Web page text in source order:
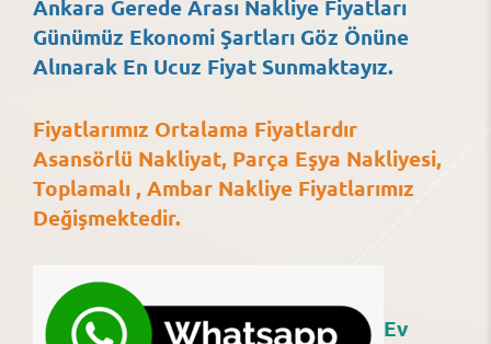
Ankara Gerede Arası Nakliye Fiyatları
Günümüz Ekonomi Şartları Göz Önüne
Alınarak En Ucuz Fiyat Sunmaktayız.
Fiyatlarımız Ortalama Fiyatlardır
Asansörlü Nakliyat, Parça Eşya Nakliyesi,
Toplamalı , Ambar Nakliye Fiyatlarımız
Değişmektedir.
Ev